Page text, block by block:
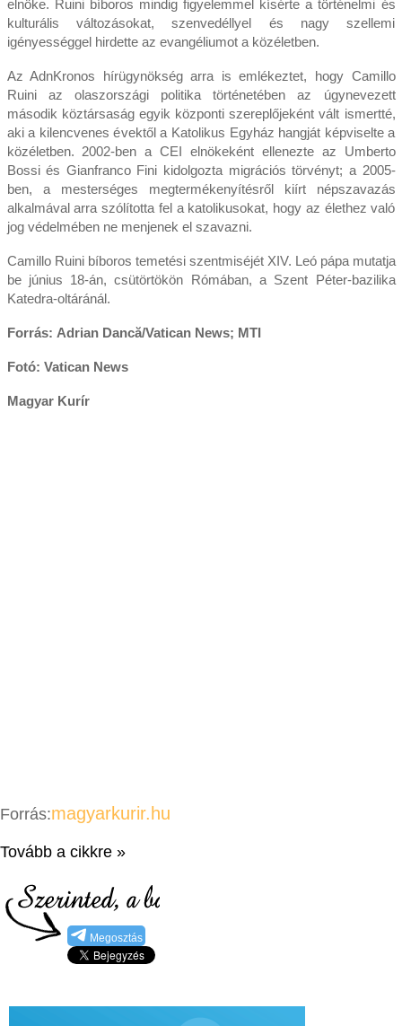
elnöke. Ruini bíboros mindig figyelemmel kísérte a történelmi és
kulturális változásokat, szenvedéllyel és nagy szellemi
igényességgel hirdette az evangéliumot a közéletben.
Az AdnKronos hírügynökség arra is emlékeztet, hogy Camillo
Ruini az olaszországi politika történetében az úgynevezett
második köztársaság egyik központi szereplőjeként vált ismertté,
aki a kilencvenes évektől a Katolikus Egyház hangját képviselte a
közéletben. 2002-ben a CEI elnökeként ellenezte az Umberto
Bossi és Gianfranco Fini kidolgozta migrációs törvényt; a 2005-
ben, a mesterséges megtermékenyítésről kiírt népszavazás
alkalmával arra szólította fel a katolikusokat, hogy az élethez való
jog védelmében ne menjenek el szavazni.
Camillo Ruini bíboros temetési szentmiséjét XIV. Leó pápa mutatja
be június 18-án, csütörtökön Rómában, a Szent Péter-bazilika
Katedra-oltáránál.
Forrás: Adrian Dancă/Vatican News; MTI
Fotó: Vatican News
Magyar Kurír
Forrás:magyarkurir.hu
Tovább a cikkre »
Megosztás